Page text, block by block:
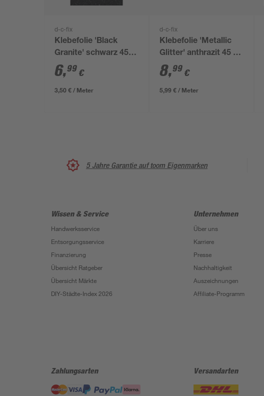
d-c-fix
Klebefolie 'Black
Granite' schwarz 45 x
200 cm
6,99 €
3,50 € / Meter
d-c-fix
Klebefolie 'Metallic
Glitter' anthrazit 45 x
150 cm
8,99 €
5,99 € / Meter
5 Jahre Garantie auf toom Eigenmarken
Wissen & Service
Handwerksservice
Entsorgungsservice
Finanzierung
Übersicht Ratgeber
Übersicht Märkte
DIY-Städte-Index 2026
Unternehmen
Über uns
Karriere
Presse
Nachhaltigkeit
Auszeichnungen
Affiliate-Programm
Zahlungsarten Versandarten